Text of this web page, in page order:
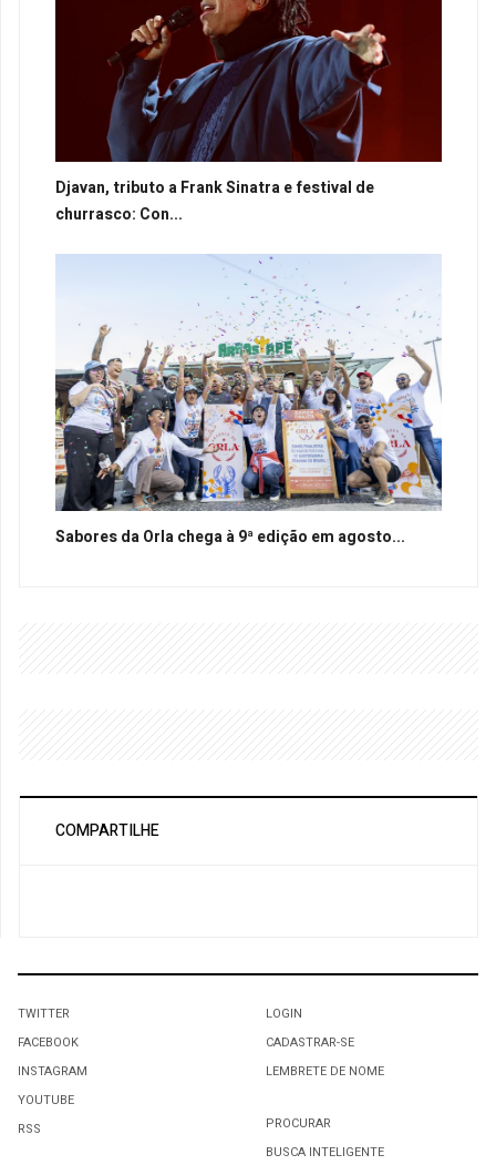
Djavan, tributo a Frank Sinatra e festival de
churrasco: Con...
Sabores da Orla chega à 9ª edição em agosto...
COMPARTILHE
TWITTER
FACEBOOK
INSTAGRAM
YOUTUBE
RSS
LOGIN
CADASTRAR-SE
LEMBRETE DE NOME
PROCURAR
BUSCA INTELIGENTE